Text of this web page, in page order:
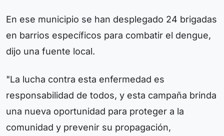
En ese municipio se han desplegado 24 brigadas
en barrios específicos para combatir el dengue,
dijo una fuente local.
"La lucha contra esta enfermedad es
responsabilidad de todos, y esta campaña brinda
una nueva oportunidad para proteger a la
comunidad y prevenir su propagación,